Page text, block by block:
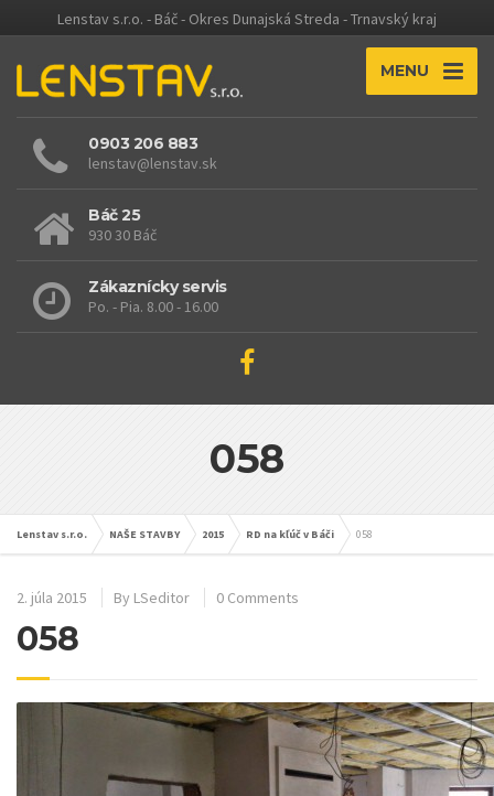
Lenstav s.r.o. - Báč - Okres Dunajská Streda - Trnavský kraj
MENU
0903 206 883
lenstav@lenstav.sk
Báč 25
930 30 Báč
Zákaznícky servis
Po. - Pia. 8.00 - 16.00
058
Lenstav s.r.o. NAŠE STAVBY 2015 RD na kľúč v Báči 058
2. júla 2015 By LSeditor 0 Comments
058